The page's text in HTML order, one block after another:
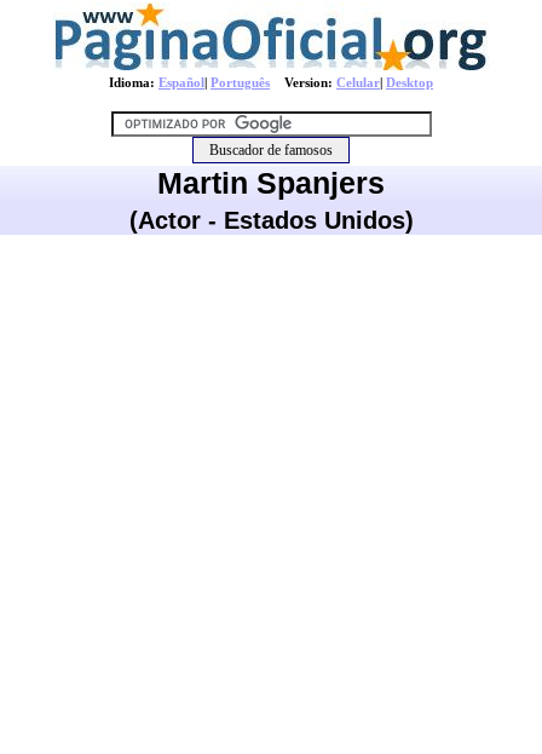
Idioma: Español| Português Version: Celular| Desktop
Martin Spanjers
(Actor - Estados Unidos)